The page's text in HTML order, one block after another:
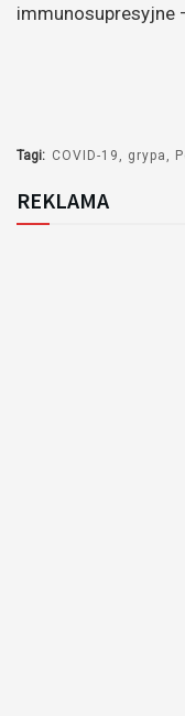
immunosupresyjne
Tagi: COVID-19 grypa
REKLAMA